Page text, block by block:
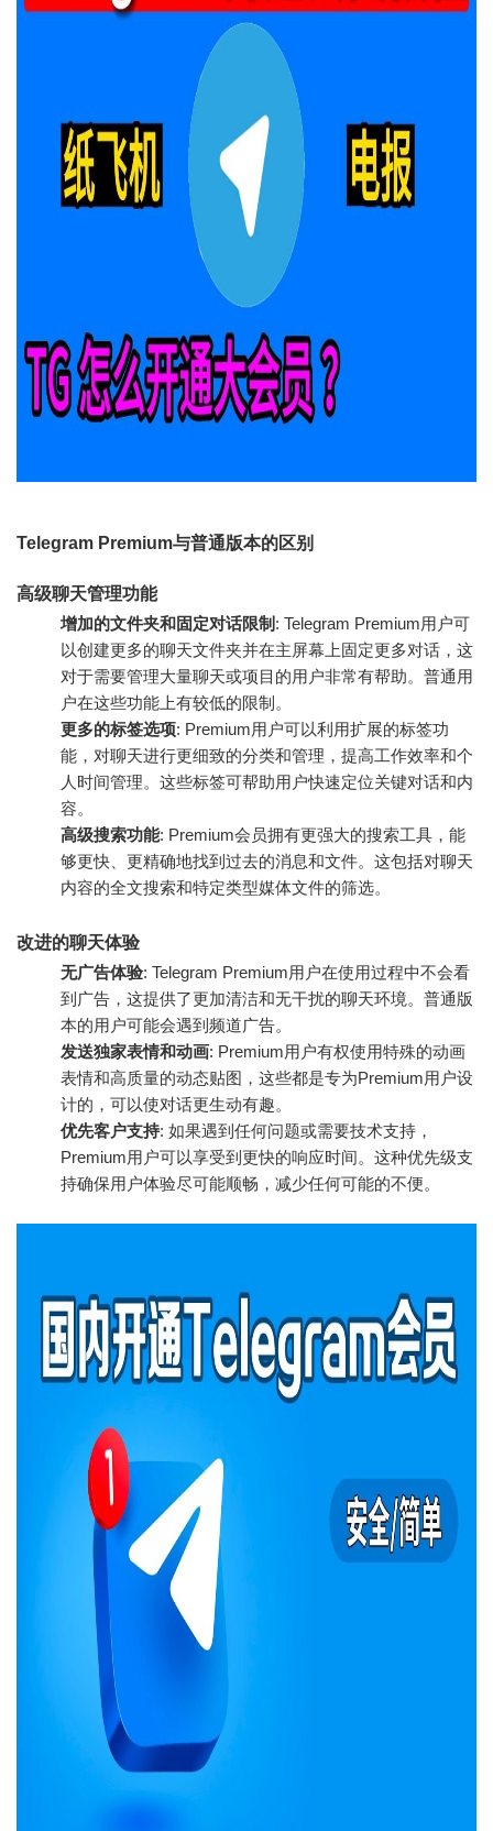
Telegram Premium与普通版本的区别
高级聊天管理功能
增加的文件夹和固定对话限制 : Telegram Premium用户可
以创建更多的聊天文件夹并在主屏幕上固定更多对话，这
对于需要管理大量聊天或项目的用户非常有帮助。普通用
户在这些功能上有较低的限制。
更多的标签选项: Premium用户可以利用扩展的标签功
能，对聊天进行更细致的分类和管理，提高工作效率和个
人时间管理。这些标签可帮助用户快速定位关键对话和内
容。
高级搜索功能: Premium会员拥有更强大的搜索工具，能
够更快、更精确地找到过去的消息和文件。这包括对聊天
内容的全文搜索和特定类型媒体文件的筛选。
改进的聊天体验
无广告体验: Telegram Premium用户在使用过程中不会看
到广告，这提供了更加清洁和无干扰的聊天环境。普通版
本的用户可能会遇到频道广告。
发送独家表情和动画: Premium用户有权使用特殊的动画
表情和高质量的动态贴图，这些都是专为Premium用户设
计的，可以使对话更生动有趣。
优先客户支持: 如果遇到任何问题或需要技术支持，
Premium用户可以享受到更快的响应时间。这种优先级支
持确保用户体验尽可能顺畅，减少任何可能的不便。